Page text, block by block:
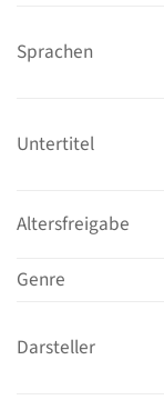
Sprachen
Untertitel
Altersfreigabe
Genre
Darsteller